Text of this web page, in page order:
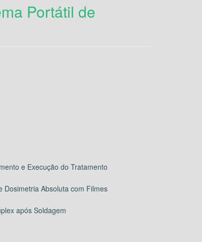
Portátil de
e Execução do Tratamento
Dosimetria Absoluta com Filmes
após Soldagem